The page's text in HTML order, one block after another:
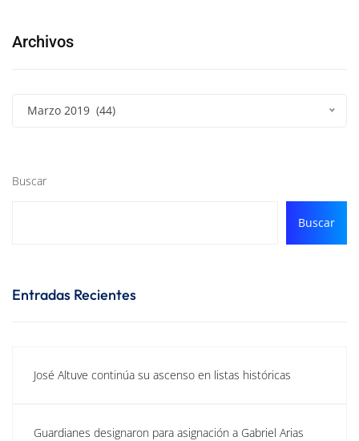
Archivos
Marzo 2019 (44)
Buscar
Buscar
Entradas Recientes
José Altuve continúa su ascenso en listas históricas
Guardianes designaron para asignación a Gabriel Arias